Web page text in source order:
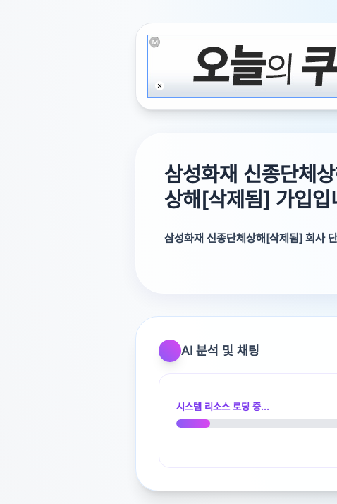
삼성화재 신종단체
상해[삭제됨] 가입입
삼성화재 신종단체상해[삭제됨] 회사
광고 [X]를 누르면 내용이 해제됩니다
AI 분석 및 채팅
시스템 리소스 로딩 중...